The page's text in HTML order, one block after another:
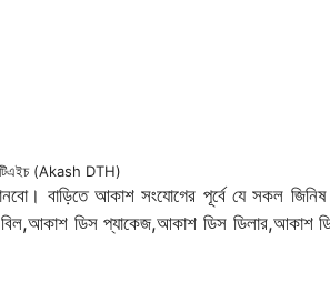
(Akash DTH)
বাড়িতে আকাশ সংযোগের পূর্বে যে সকল
ডিস প্যাকেজ,আকাশ ডিস ডিলার,আকাশ